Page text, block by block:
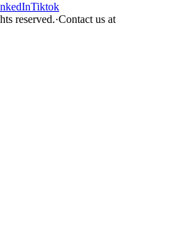
Tiktok
reserved.·Contact us at